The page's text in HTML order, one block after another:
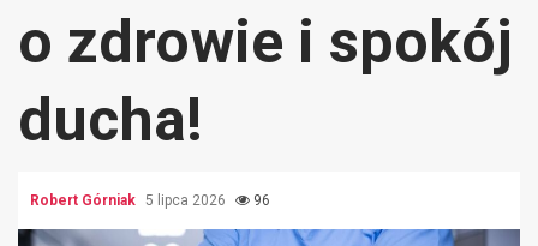
o zdrowie i spokój
ducha!
Robert Górniak 5 lipca 2026 96